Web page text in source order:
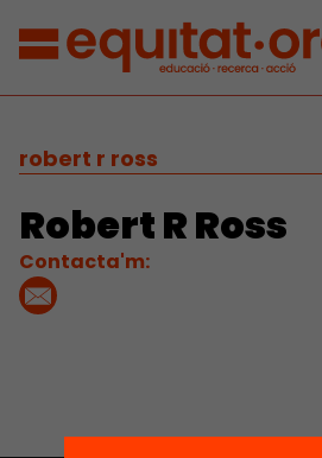
robert r ross
Robert R Ross
Contacta'm: